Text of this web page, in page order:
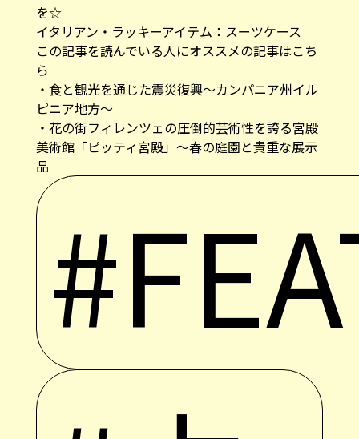
を☆
イタリアン・ラッキーアイテム： スーツケース
この記事を読んでいる人にオススメの記事はこち
ら
・ 食と観光を通じた震災復興～カンパニア州イル
ピニア地方～
・ 花の街フィレンツェの圧倒的芸術性を誇る宮殿
美術館「ピッティ宮殿」〜春の庭園と貴重な展示
品